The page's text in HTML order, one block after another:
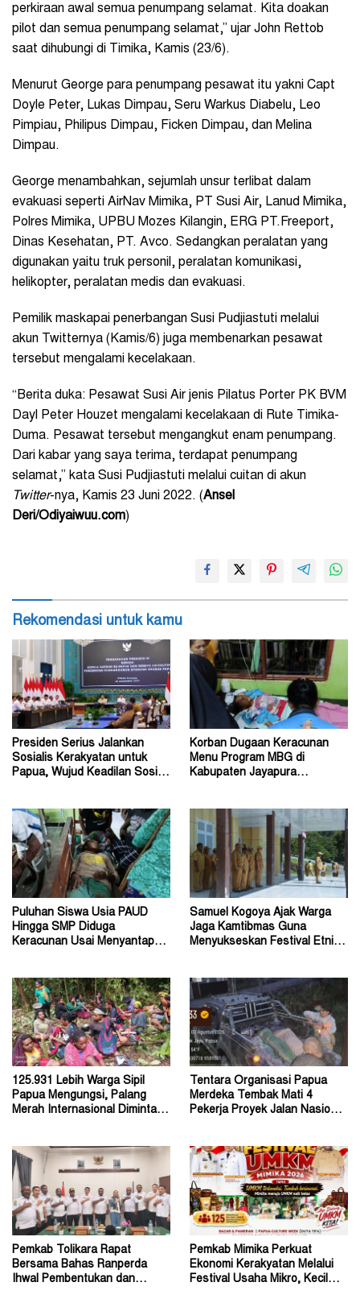
perkiraan awal semua penumpang selamat. Kita doakan
pilot dan semua penumpang selamat,” ujar John Rettob
saat dihubungi di Timika, Kamis (23/6).
Menurut George para penumpang pesawat itu yakni Capt
Doyle Peter, Lukas Dimpau, Seru Warkus Diabelu, Leo
Pimpiau, Philipus Dimpau, Ficken Dimpau, dan Melina
Dimpau.
George menambahkan, sejumlah unsur terlibat dalam
evakuasi seperti AirNav Mimika, PT Susi Air, Lanud Mimika,
Polres Mimika, UPBU Mozes Kilangin, ERG PT.Freeport,
Dinas Kesehatan, PT. Avco. Sedangkan peralatan yang
digunakan yaitu truk personil, peralatan komunikasi,
helikopter, peralatan medis dan evakuasi.
Pemilik maskapai penerbangan Susi Pudjiastuti melalui
akun Twitternya (Kamis/6) juga membenarkan pesawat
tersebut mengalami kecelakaan.
“Berita duka: Pesawat Susi Air jenis Pilatus Porter PK BVM
Dayl Peter Houzet mengalami kecelakaan di Rute Timika-
Duma. Pesawat tersebut mengangkut enam penumpang.
Dari kabar yang saya terima, terdapat penumpang
selamat,” kata Susi Pudjiastuti melalui cuitan di akun
Twitter-nya, Kamis 23 Juni 2022. (Ansel
Deri/Odiyaiwuu.com)
Rekomendasi untuk kamu
Presiden Serius Jalankan
Sosialis Kerakyatan untuk
Papua, Wujud Keadilan Sosial
Korban Dugaan Keracunan
Menu Program MBG di
Kabupaten Jayapura
Puluhan Siswa Usia PAUD
Hingga SMP Diduga
Keracunan Usai Menyantap
Samuel Kogoya Ajak Warga
Jaga Kamtibmas Guna
Menyukseskan Festival Etnik
125.931 Lebih Warga Sipil
Papua Mengungsi, Palang
Merah Internasional Diminta
Tentara Organisasi Papua
Merdeka Tembak Mati 4
Pekerja Proyek Jalan Nasional
Pemkab Tolikara Rapat
Bersama Bahas Ranperda
Ihwal Pembentukan dan
Pemkab Mimika Perkuat
Ekonomi Kerakyatan Melalui
Festival Usaha Mikro, Kecil